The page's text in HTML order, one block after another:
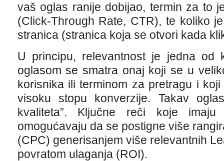
vaš oglas ranije dobijao, termin za to
(Click-Through Rate, CTR), te koliko
stranica (stranica koja se otvori kada
U principu, relevantnost je jedna od
oglasom se smatra onaj koji se u
korisnika ili terminom za pretragu i
visoku stopu konverzije. Takav
kvaliteta”. Ključne reči koje imaju
omogućavaju da se postigne više
(CPC) generisanjem više relevantnih
povratom ulaganja (ROI).